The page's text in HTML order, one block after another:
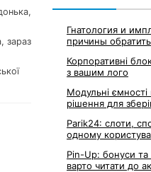
зараз
Гнатология и
причины
Корпоративні
з вашим лого
Модульні ємності
рішення для
Parik24: слоти,
одному
Pin-Up: бонуси та
варто читати до